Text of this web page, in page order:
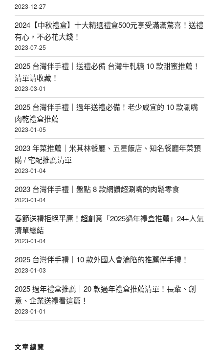
〉
2023-12-27
2024【中秋禮盒】十大精選禮盒500元享受滿滿驚喜！送禮
有心，不必花大錢！
2023-07-25
2025 台灣伴手禮｜送禮必備 台灣牛軋糖 10 款甜蜜推薦！
清單請收藏！
2023-03-01
2025 台灣伴手禮｜過年送禮必備！老少咸宜的 10 款唰嘴
肉乾禮盒推薦
2023-01-05
2023 年菜推薦｜米其林餐廳、五星飯店、知名餐廳年菜預
購 / 宅配推薦清單
2023-01-04
2023 台灣伴手禮｜盤點 8 款網讚超涮嘴的肉鬆零食
2023-01-04
春節送禮拒絕平庸！超創意「2025過年禮盒推薦」24+人氣
清單總結
2023-01-04
2025 台灣伴手禮｜10 款外國人會淪陷的推薦伴手禮！
2023-01-03
2025 過年禮盒推薦｜20 款過年禮盒推薦清單！長輩、創
意、企業送禮看這篇！
2023-01-01
文章總覽